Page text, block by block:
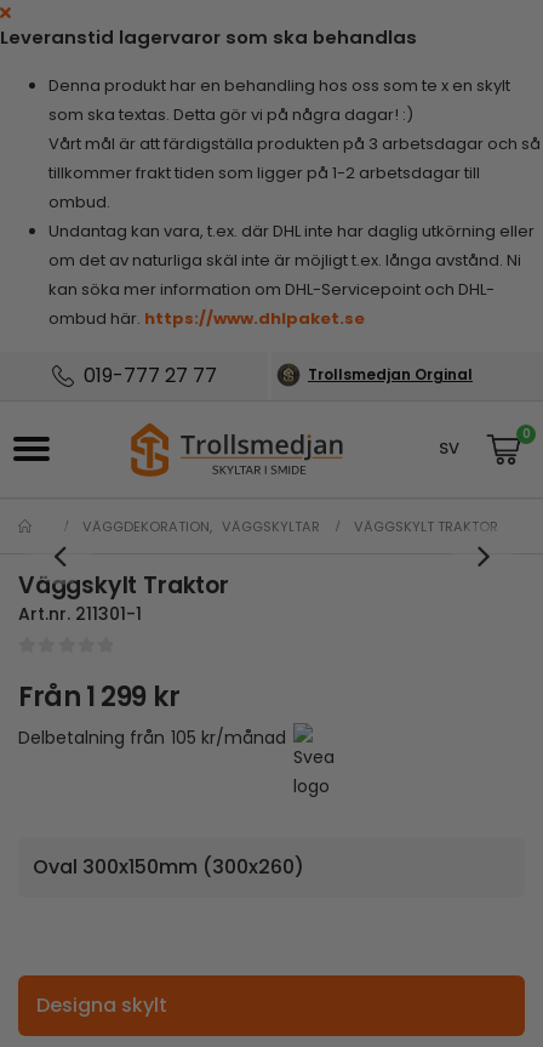
Leveranstid lagervaror som ska behandlas
Denna produkt har en behandling hos oss som te x en skylt
som ska textas. Detta gör vi på några dagar! :)
Vårt mål är att färdigställa produkten på 3 arbetsdagar och så
tillkommer frakt tiden som ligger på 1-2 arbetsdagar till
ombud.
Undantag kan vara, t.ex. där DHL inte har daglig utkörning eller
om det av naturliga skäl inte är möjligt t.ex. långa avstånd. Ni
kan söka mer information om DHL-Servicepoint och DHL-
ombud här. https://www.dhlpaket.se
019-777 27 77 Trollsmedjan Orginal
SV
0
VÄGGDEKORATION, VÄGGSKYLTAR VÄGGSKYLT TRAKTOR
Väggskylt Traktor
Art.nr. 211301-1
Från1 299 kr
Delbetalning från 105 kr/månad
Designa skylt